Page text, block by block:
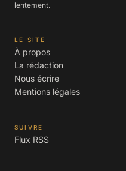
lentement.
LE SITE
À propos
La rédaction
Nous écrire
Mentions légales
SUIVRE
Flux RSS